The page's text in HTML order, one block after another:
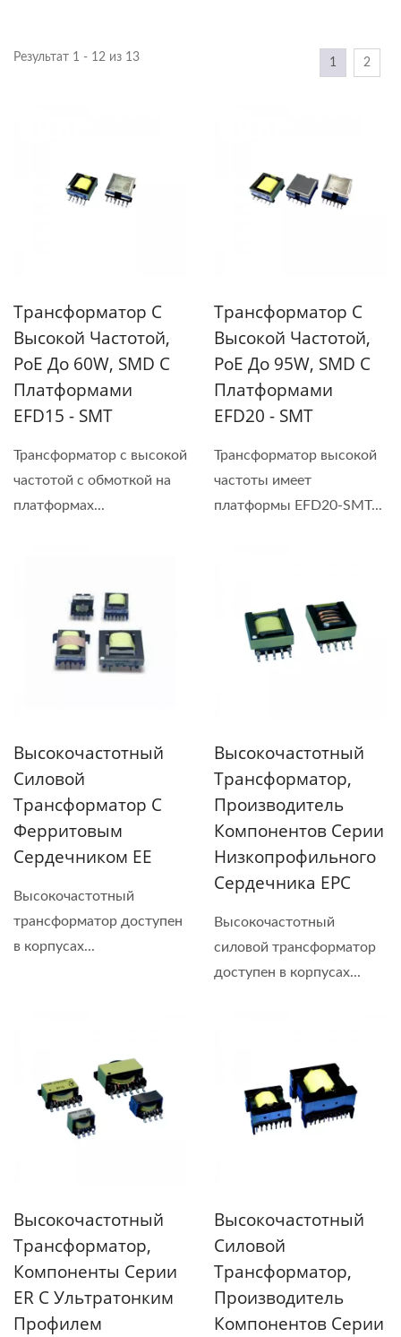
Результат 1 - 12 из 13 1 2
Трансформатор С
Высокой Частотой,
PoE До 60W, SMD С
Платформами
EFD15 - SMT
Трансформатор с высокой
частотой с обмоткой на
платформах...
Трансформатор С
Высокой Частотой,
PoE До 95W, SMD С
Платформами
EFD20 - SMT
Трансформатор высокой
частоты имеет
платформы EFD20-SMT...
Высокочастотный
Силовой
Трансформатор С
Ферритовым
Сердечником EE
Высокочастотный
трансформатор доступен
в корпусах...
Высокочастотный
Трансформатор,
Производитель
Компонентов Серии
Низкопрофильного
Сердечника EPC
Высокочастотный
силовой трансформатор
доступен в корпусах...
Высокочастотный
Трансформатор,
Компоненты Серии
ER С Ультратонким
Профилем
Высокочастотный
Силовой
Трансформатор,
Производитель
Компонентов Серии